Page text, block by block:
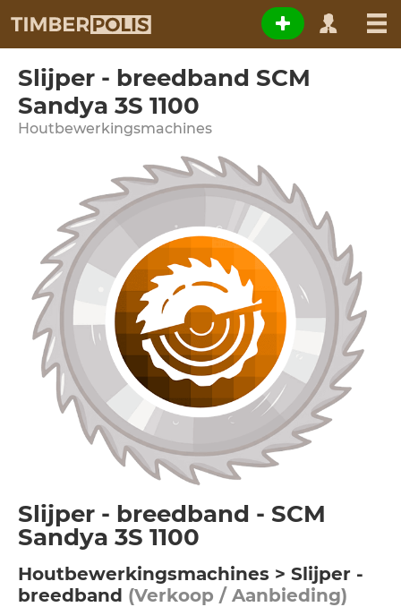
Slijper - breedband SCM
Sandya 3S 1100
Houtbewerkingsmachines
Slijper - breedband - SCM
Sandya 3S 1100
Houtbewerkingsmachines > Slijper -
breedband (Verkoop / Aanbieding)